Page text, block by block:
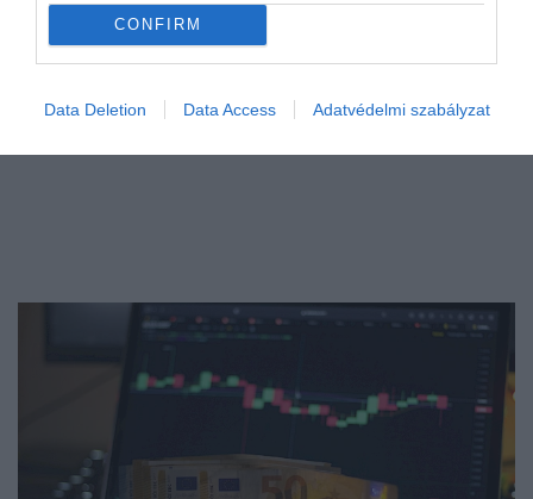
CONFIRM
Data Deletion Data Access Adatvédelmi szabályzat